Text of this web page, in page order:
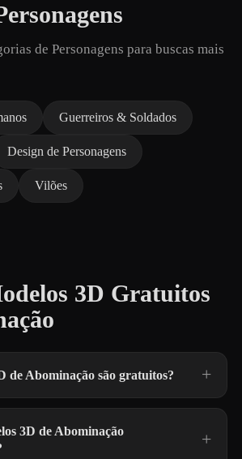
de Personagens para buscas mais
Guerreiros & Soldados
Design de Personagens
Vilões
3D Gratuitos
de Abominação são gratuitos?
3D de Abominação